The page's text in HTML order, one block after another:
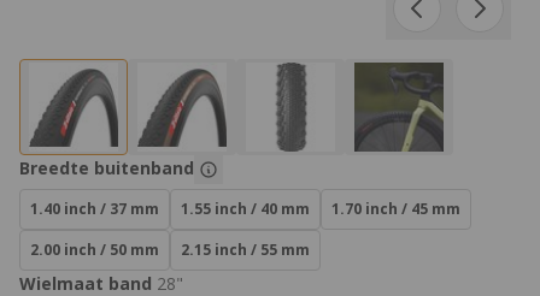
Product Opties:
Breedte buitenband
1.40 inch / 37 mm 1.55 inch / 40 mm
1.70 inch / 45 mm
2.00 inch / 50 mm
2.15 inch / 55 mm
Wielmaat band 28"